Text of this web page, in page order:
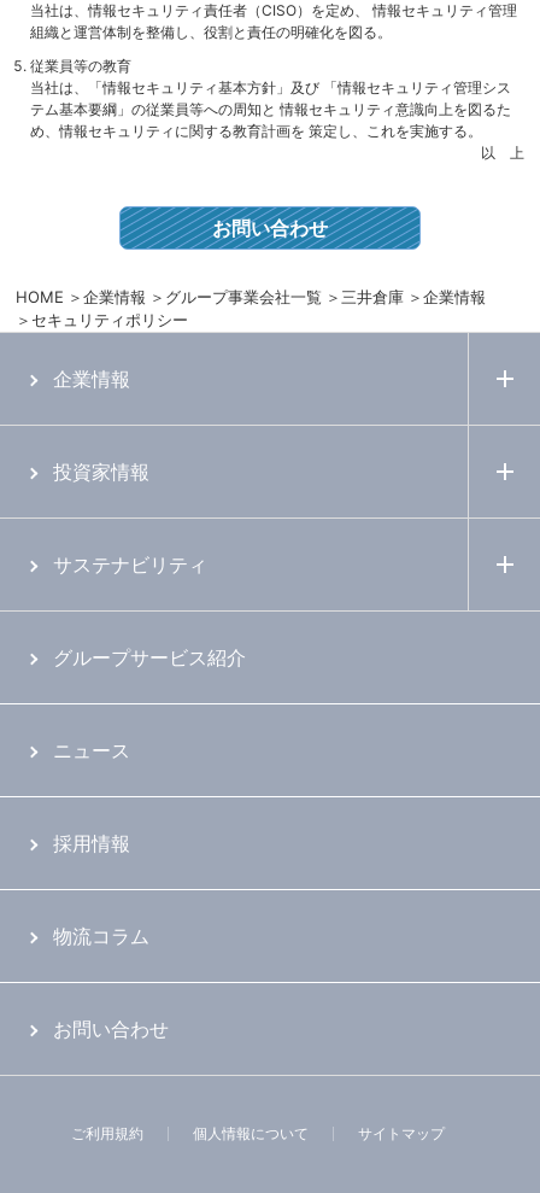
当社は、情報セキュリティ責任者（CISO）を定め、 情報セキュリティ管理
組織と運営体制を整備し、役割と責任の明確化を図る。
従業員等の教育
当社は、「情報セキュリティ基本方針」及び 「情報セキュリティ管理シス
テム基本要綱」の従業員等への周知と 情報セキュリティ意識向上を図るた
め、情報セキュリティに関する教育計画を 策定し、これを実施する。
以 上
お問い合わせ
HOME 企業情報 グループ事業会社一覧 三井倉庫
企業情報
セキュリティポリシー
企業情報
投資家情報
サステナビリティ
グループサービス紹介
ニュース
採用情報
物流コラム
お問い合わせ
ご利用規約 個人情報について サイトマップ